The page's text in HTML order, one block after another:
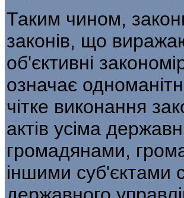
Таким чином,
законів, що
об'єктивні
означає
чітке виконання
актів усіма
громадянами,
іншими суб'­єктами